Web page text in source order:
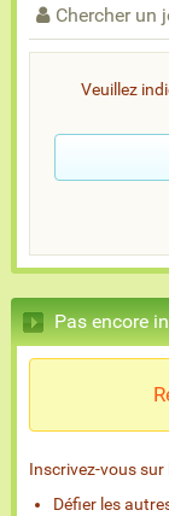
Chercher un
Veuillez
Pas encore
Inscrivez-vous sur
Défier les